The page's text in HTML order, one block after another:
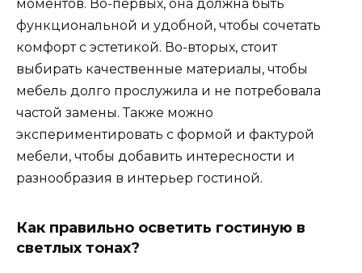
моментов. Во-первых, она должна быть
функциональной и удобной, чтобы сочетать
комфорт с эстетикой. Во-вторых, стоит
выбирать качественные материалы, чтобы
мебель долго прослужила и не потребовала
частой замены. Также можно
экспериментировать с формой и фактурой
мебели, чтобы добавить интересности и
разнообразия в интерьер гостиной.
Как правильно осветить гостиную в
светлых тонах?